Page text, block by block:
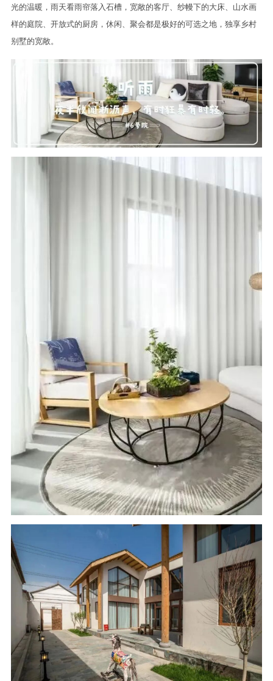
光的温暖，雨天看雨帘落入石槽，宽敞的客厅、纱幔下的大床、山水画
样的庭院、开放式的厨房，休闲、聚会都是极好的可选之地，独享乡村
别墅的宽敞。